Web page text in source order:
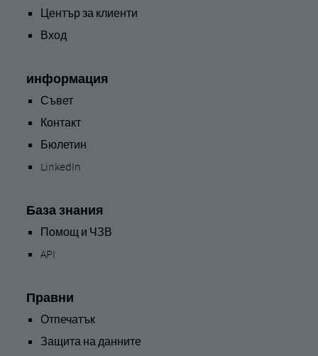
Център за клиенти
Вход
информация
Съвет
Контакт
Бюлетин
LinkedIn
База знания
Помощ и ЧЗВ
API
Правни
Отпечатък
Защита на данните